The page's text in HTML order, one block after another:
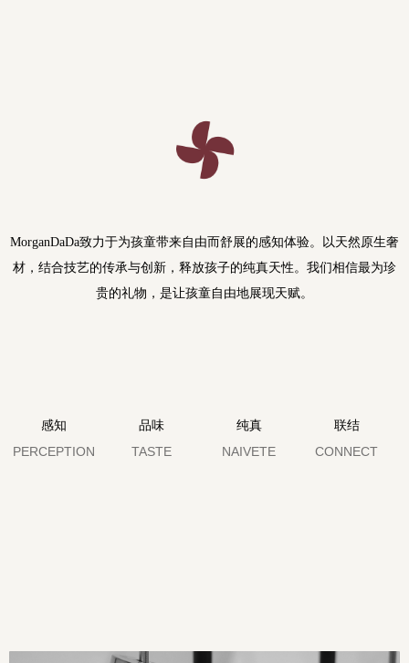
MorganDaDa致力于为孩童带来自由而舒展的感知体验。以天然原生奢
材，结合技艺的传承与创新，释放孩子的纯真天性。我们相信最为珍
贵的礼物，是让孩童自由地展现天赋。
感知
PERCEPTION
品味
TASTE
纯真
NAIVETE
联结
CONNECT